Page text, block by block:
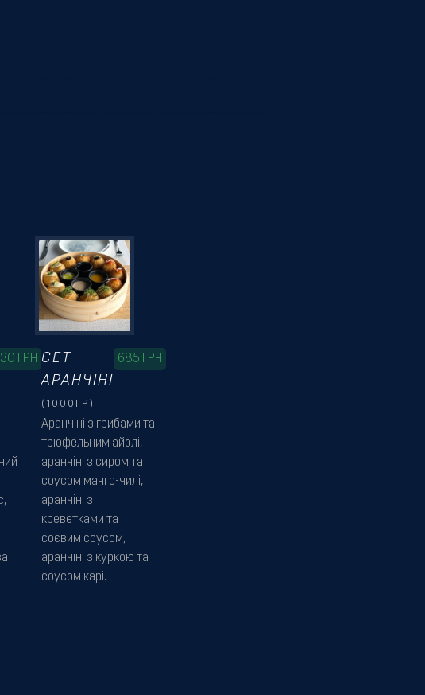
ГРН
Аранчіні з грибами та
трюфельним айолі,
аранчіні з сиром та
соусом манго-чилі,
аранчіні з
креветками та
соєвим соусом,
аранчіні з куркою та
соусом карі.
СЕТ
АРАНЧІНІ
(1000ГР)
685 ГРН